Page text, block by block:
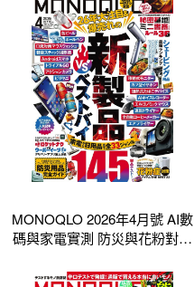
MONOQLO 2026年4月號 AI數
碼與家電實測 防災與花粉對策